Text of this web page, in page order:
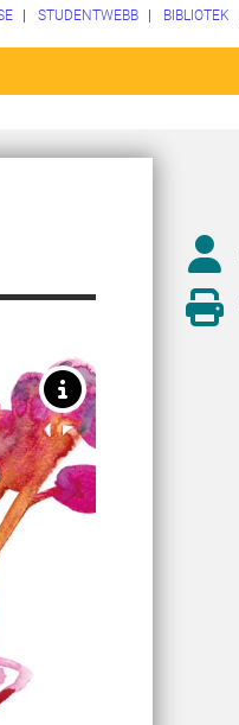
STUDENTWEBB BIBLIOTEK